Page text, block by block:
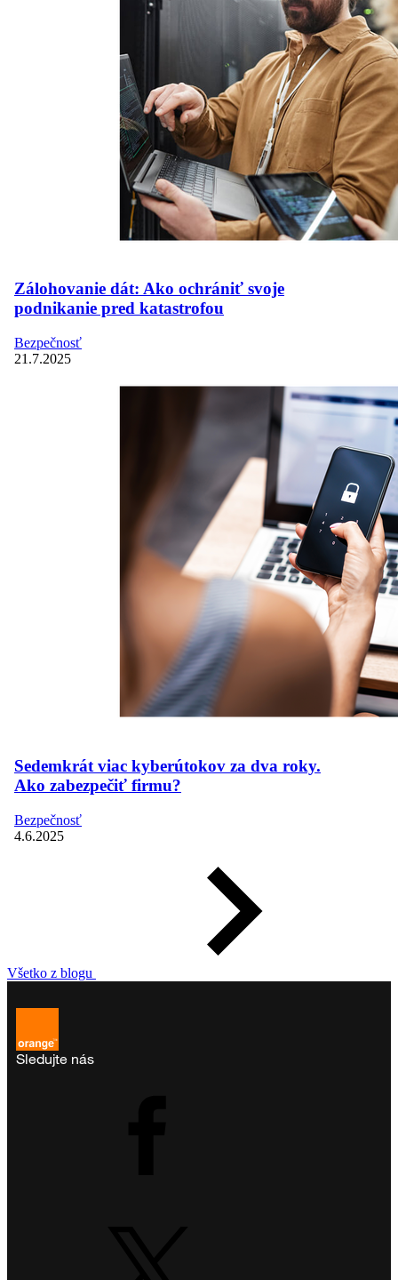
Zálohovanie dát: Ako ochrániť svoje
podnikanie pred katastrofou
Bezpečnosť
21.7.2025
Sedemkrát viac kyberútokov za dva roky.
Ako zabezpečiť firmu?
Bezpečnosť
4.6.2025
Všetko z blogu
Sledujte nás